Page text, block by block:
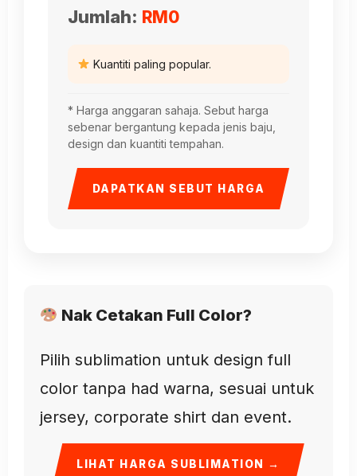
Jumlah: RM0
Kuantiti paling popular.
* Harga anggaran sahaja. Sebut harga
sebenar bergantung kepada jenis baju,
design dan kuantiti tempahan.
DAPATKAN SEBUT HARGA
Nak Cetakan Full Color?
Pilih sublimation untuk design full
color tanpa had warna, sesuai untuk
jersey, corporate shirt dan event.
LIHAT HARGA SUBLIMATION →